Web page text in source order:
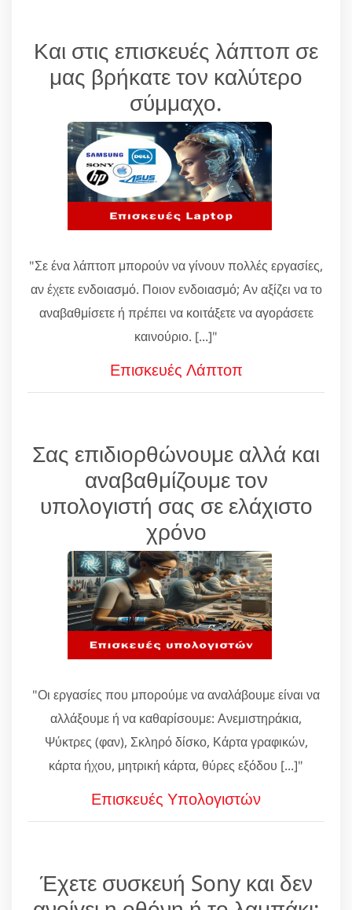
Και στις επισκευές λάπτοπ σε
μας βρήκατε τον καλύτερο
σύμμαχο.
"Σε ένα λάπτοπ μπορούν να γίνουν πολλές εργασίες,
αν έχετε ενδοιασμό. Ποιον ενδοιασμό; Αν αξίζει να το
αναβαθμίσετε ή πρέπει να κοιτάξετε να αγοράσετε
καινούριο. [...]"
Επισκευές Λάπτοπ
Σας επιδιορθώνουμε αλλά και
αναβαθμίζουμε τον
υπολογιστή σας σε ελάχιστο
χρόνο
"Οι εργασίες που μπορούμε να αναλάβουμε είναι να
αλλάξουμε ή να καθαρίσουμε: Ανεμιστηράκια,
Ψύκτρες (φαν), Σκληρό δίσκο, Κάρτα γραφικών,
κάρτα ήχου, μητρική κάρτα, θύρες εξόδου [...]"
Επισκευές Υπολογιστών
Έχετε συσκευή Sony και δεν